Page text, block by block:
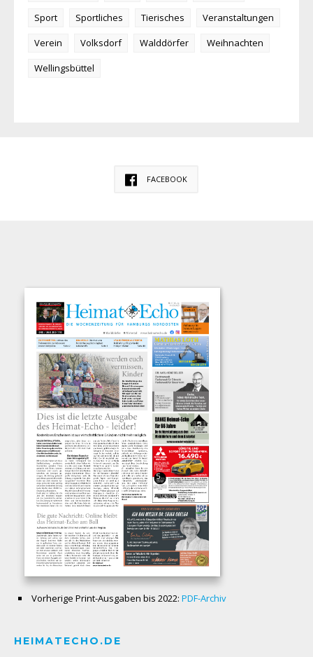
Sport
Sportliches Tierisches
Veranstaltungen
Verein
Volksdorf Walddörfer
Weihnachten
Wellingsbüttel
FACEBOOK
Vorherige Print-Ausgaben bis 2022: PDF-Archiv
HEIMATECHO.DE